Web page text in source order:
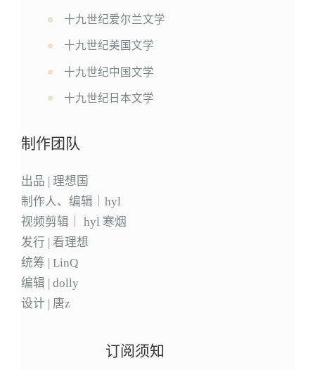
十九世纪爱尔兰文学
十九世纪美国文学
十九世纪中国文学
十九世纪日本文学
制作团队
出品 | 理想国
制作人、编辑｜hyl
视频剪辑｜ hyl 寒烟
发行 | 看理想
统筹 | LinQ
编辑 | dolly
设计 | 唐z
订阅须知